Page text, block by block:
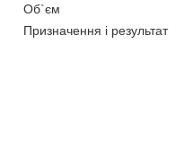
Об`єм
Призначення і результат